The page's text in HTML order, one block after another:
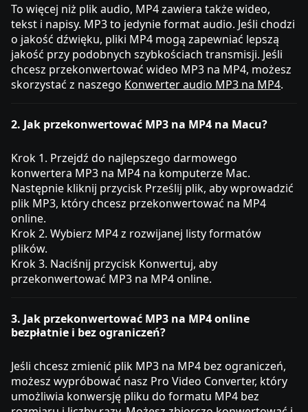
To więcej niż plik audio, MP4 zawiera także wideo,
tekst i napisy. MP3 to jedynie format audio. Jeśli chodzi
o jakość dźwięku, pliki MP4 mogą zapewniać lepszą
jakość przy podobnych szybkościach transmisji. Jeśli
chcesz przekonwertować wideo MP3 na MP4, możesz
skorzystać z naszego Konwerter audio MP3 na MP4.
2. Jak przekonwertować MP3 na MP4 na Macu?
Krok 1. Przejdź do najlepszego darmowego
konwertera MP3 na MP4 na komputerze Mac.
Następnie kliknij przycisk Prześlij plik, aby wprowadzić
plik MP3, który chcesz przekonwertować na MP4
online.
Krok 2. Wybierz MP4 z rozwijanej listy formatów
plików.
Krok 3. Naciśnij przycisk Konwertuj, aby
przekonwertować MP3 na MP4 online.
3. Jak przekonwertować MP3 na MP4 online
bezpłatnie i bez ograniczeń?
Jeśli chcesz zmienić plik MP3 na MP4 bez ograniczeń,
możesz wypróbować nasz Pro Video Converter, który
umożliwia konwersję pliku do formatu MP4 bez